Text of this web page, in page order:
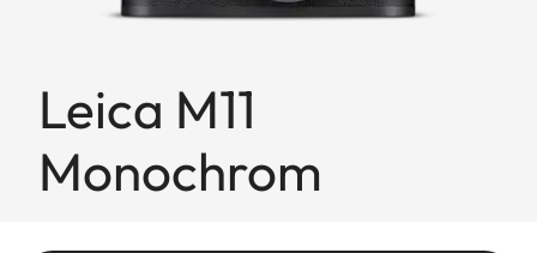
Leica M11
Monochrom